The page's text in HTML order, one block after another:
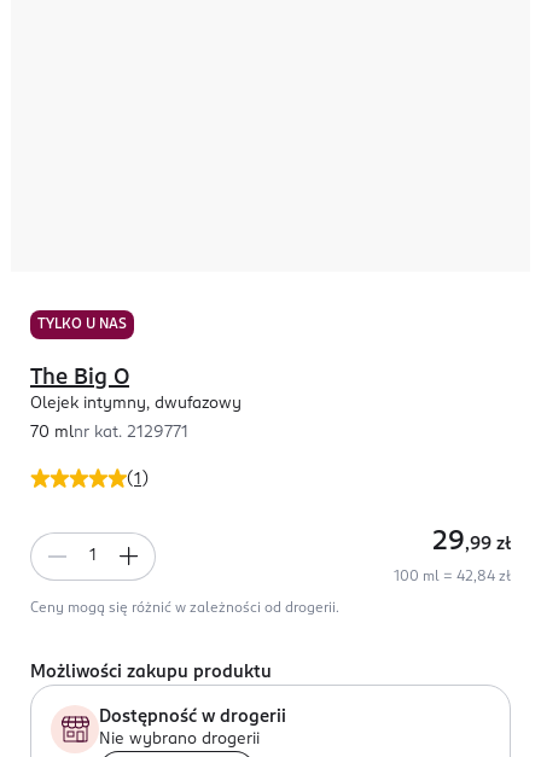
TYLKO U NAS
(1 )
The Big O
Olejek intymny, dwufazowy
70 mlnr kat. 2129771
29,99 zł
100 ml = 42,84 zł
Ceny mogą się różnić w zależności od drogerii.
Możliwości zakupu produktu
Dostępność w drogerii
Nie wybrano drogerii